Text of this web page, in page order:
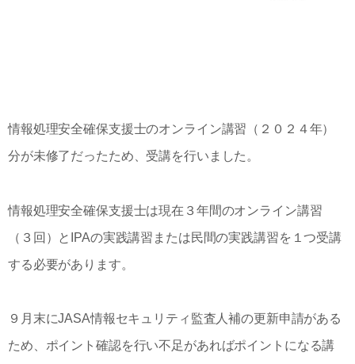
情報処理安全確保支援士のオンライン講習（２０２４年）
分が未修了だったため、受講を行いました。
情報処理安全確保支援士は現在３年間のオンライン講習
（３回）とIPAの実践講習または民間の実践講習を１つ受講
する必要があります。
９月末にJASA情報セキュリティ監査人補の更新申請がある
ため、ポイント確認を行い不足があればポイントになる講